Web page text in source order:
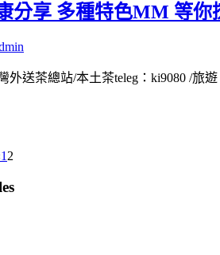
分享 多種特色MM 等你
外送茶總站/本土茶teleg：ki9080 /旅
1 2